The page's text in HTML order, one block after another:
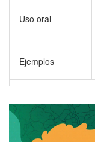
Uso oral
Ejemplos